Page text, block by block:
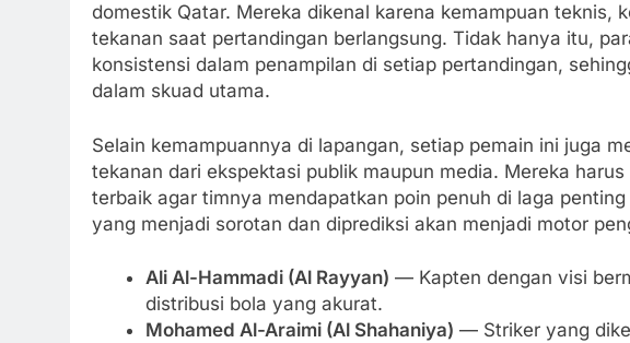
domestik Qatar. Mereka dikenal karena kemampuan teknis,
tekanan saat pertandingan berlangsung. Tidak hanya itu,
konsistensi dalam penampilan di setiap pertandingan,
dalam skuad utama.
Selain kemampuannya di lapangan, setiap pemain ini juga
tekanan dari ekspektasi publik maupun media. Mereka
terbaik agar timnya mendapatkan poin penuh di laga
yang menjadi sorotan dan diprediksi akan menjadi motor
Ali Al-Hammadi (Al Rayyan) — Kapten dengan visi
distribusi bola yang akurat.
Mohamed Al-Araimi (Al Shahaniya) — Striker yang